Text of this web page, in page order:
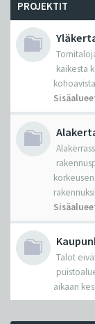
PROJEKTIT
kaikesta
Talot
aikaan